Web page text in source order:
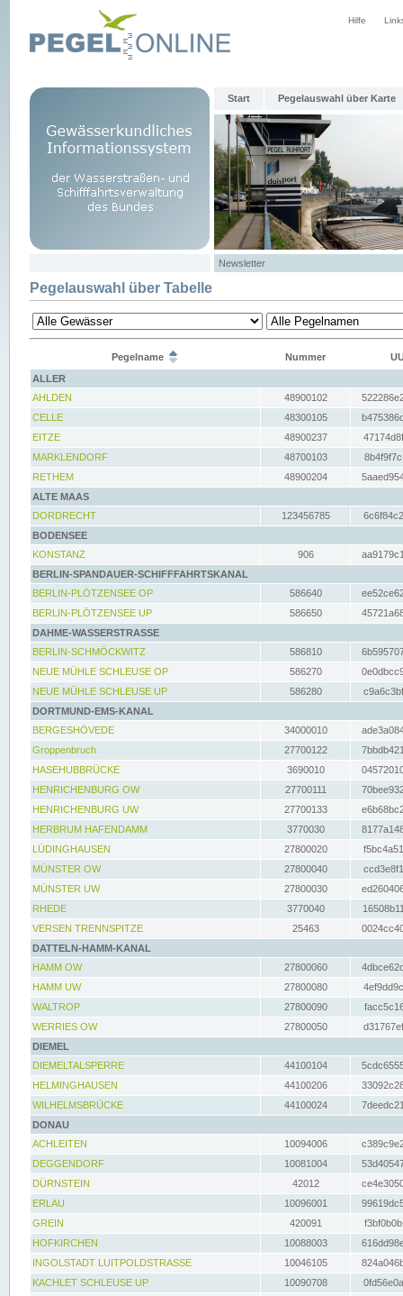
Hilfe
Start Pegelauswahl über Karte
Newsletter
Pegelauswahl über Tabelle
Pegelname Nummer
ALLER
AHLDEN
48900102
CELLE
48300105
EITZE
48900237
MARKLENDORF
48700103
RETHEM
48900204
ALTE MAAS
DORDRECHT
123456785
BODENSEE
KONSTANZ
906
BERLIN-SPANDAUER-SCHIFFFAHRTSKANAL
BERLIN-PLÖTZENSEE OP
586640
BERLIN-PLÖTZENSEE UP
586650
DAHME-WASSERSTRASSE
BERLIN-SCHMÖCKWITZ
586810
NEUE MÜHLE SCHLEUSE OP
586270
NEUE MÜHLE SCHLEUSE UP
586280
DORTMUND-EMS-KANAL
BERGESHÖVEDE
34000010
Groppenbruch
27700122
HASEHUBBRÜCKE
3690010
HENRICHENBURG OW
27700111
HENRICHENBURG UW
27700133
HERBRUM HAFENDAMM
3770030
LÜDINGHAUSEN
27800020
MÜNSTER OW
27800040
MÜNSTER UW
27800030
RHEDE
3770040
VERSEN TRENNSPITZE
25463
DATTELN-HAMM-KANAL
HAMM OW
27800060
HAMM UW
27800080
WALTROP
27800090
WERRIES OW
27800050
DIEMEL
DIEMELTALSPERRE
44100104
HELMINGHAUSEN
44100206
WILHELMSBRÜCKE
44100024
DONAU
ACHLEITEN
10094006
DEGGENDORF
10081004
DÜRNSTEIN
42012
ERLAU
10096001
GREIN
420091
HOFKIRCHEN
10088003
INGOLSTADT LUITPOLDSTRASSE
10046105
KACHLET SCHLEUSE UP
10090708